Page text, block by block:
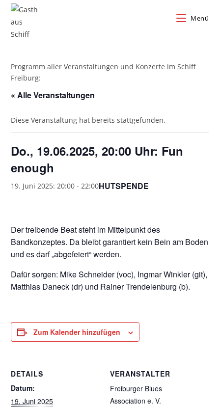
Zum
springen
Menü
Programm aller Veranstaltungen und Konzerte im Schiff
Freiburg:
« Alle Veranstaltungen
Diese Veranstaltung hat bereits stattgefunden.
Do., 19.06.2025, 20:00 Uhr: Fun
enough
19. Juni 2025: 20:00 -22:00HUTSPENDE
Der treibende Beat steht im Mittelpunkt des
Bandkonzeptes. Da bleibt garantiert kein Bein am Boden
und es darf „abgefeiert“ werden.
Dafür sorgen: Mike Schneider (voc), Ingmar Winkler (git),
Matthias Daneck (dr) und Rainer Trendelenburg (b).
Zum Kalender hinzufügen
DETAILS
Datum:
19. Juni 2025
VERANSTALTER
Freiburger Blues
Association e. V.